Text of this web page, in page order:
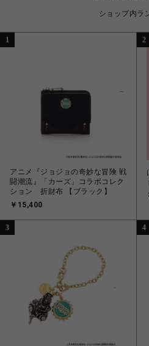
ショップ内ラ
1
アニメ『ジョジョの奇妙な冒険 戦
闘潮流』「カーズ」コラボコレク
ション 折財布 【ブラック】
￥15,400
2
3 4